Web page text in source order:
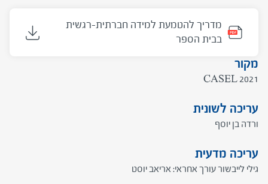
מדריך להטמעת למידה חברתית-רגשית
בבית הספר
מקור
CASEL 2021
עריכה לשונית
ורדה בן יוסף
עריכה מדעית
גילי לייבשור עורך אחראי: אריאב יוסט